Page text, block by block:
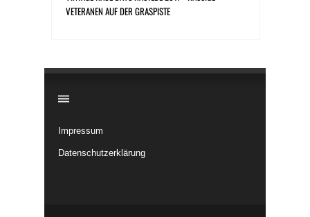
VETERANEN AUF DER GRASPISTE
Impressum
Datenschutzerklärung